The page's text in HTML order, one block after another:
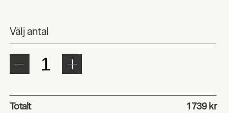
Välj antal
Totalt 1 739 kr